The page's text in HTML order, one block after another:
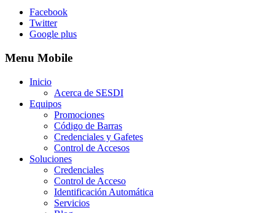
Facebook
Twitter
Google plus
Menu Mobile
Inicio
Acerca de SESDI
Equipos
Promociones
Código de Barras
Credenciales y Gafetes
Control de Accesos
Soluciones
Credenciales
Control de Acceso
Identificación Automática
Servicios